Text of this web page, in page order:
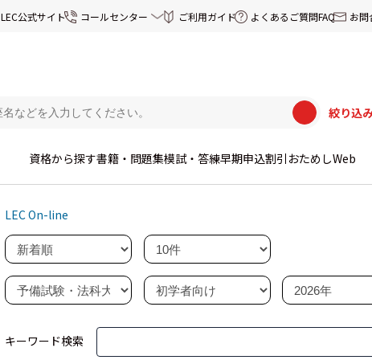
LEC公式サイト コールセンター ご利用ガイド よくあるご質問FAQ お問
絞り込
資格から探す書籍・問題集模試・答練早期申込割引 おためしWeb
LEC On-line
キーワード検索